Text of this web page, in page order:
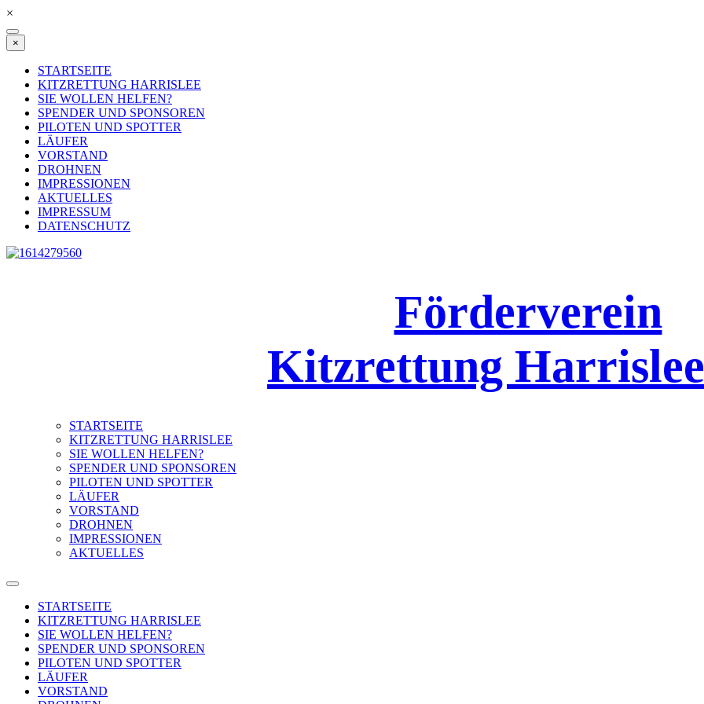
×
×
STARTSEITE
KITZRETTUNG HARRISLEE
SIE WOLLEN HELFEN?
SPENDER UND SPONSOREN
PILOTEN UND SPOTTER
LÄUFER
VORSTAND
DROHNEN
IMPRESSIONEN
AKTUELLES
IMPRESSUM
DATENSCHUTZ
Förderverein
Kitzrettung
STARTSEITE
KITZRETTUNG HARRISLEE
SIE WOLLEN HELFEN?
SPENDER UND SPONSOREN
PILOTEN UND SPOTTER
LÄUFER
VORSTAND
DROHNEN
IMPRESSIONEN
AKTUELLES
STARTSEITE
KITZRETTUNG HARRISLEE
SIE WOLLEN HELFEN?
SPENDER UND SPONSOREN
PILOTEN UND SPOTTER
LÄUFER
VORSTAND